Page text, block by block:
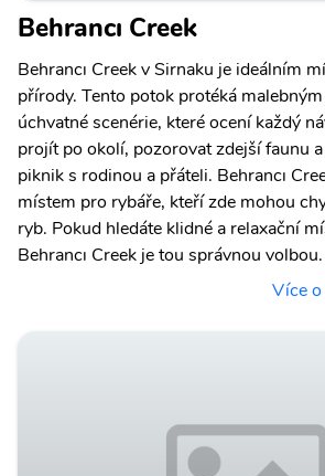
Behrancı Creek
Behrancı Creek v Sirnaku je ideálním
přírody. Tento potok protéká
úchvatné scenérie, které ocení každý
projít po okolí, pozorovat zdejší faunu
piknik s rodinou a přáteli. Behrancı
místem pro rybáře, kteří zde mohou
ryb. Pokud hledáte klidné a relaxační
Behrancı Creek je tou správnou volbou.
Více o